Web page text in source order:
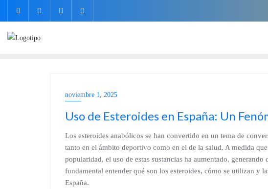
noviembre 1, 2025
Uso de Esteroides en España: Un
Los esteroides anabólicos se han convertido en un tema de
tanto en el ámbito deportivo como en el de la salud. A medida
popularidad, el uso de estas sustancias ha aumentado, generando
fundamental entender qué son los esteroides, cómo se utilizan y
España.